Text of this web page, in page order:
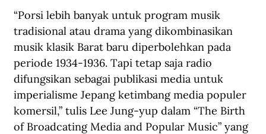
“Porsi lebih banyak untuk program musik
tradisional atau drama yang dikombinasikan
musik klasik Barat baru diperbolehkan pada
periode 1934-1936. Tapi tetap saja radio
difungsikan sebagai publikasi media untuk
imperialisme Jepang ketimbang media populer
komersil,” tulis Lee Jung-yup dalam “The Birth
of Broadcating Media and Popular Music” yang